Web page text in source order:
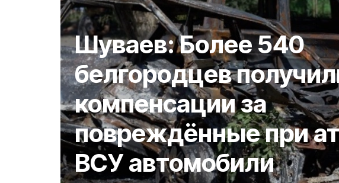
Шуваев: Более 540
белгородцев
компенсации за
повреждённые при
ВСУ автомобили